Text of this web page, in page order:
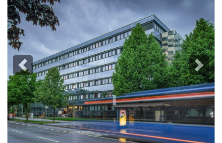
Previous Next